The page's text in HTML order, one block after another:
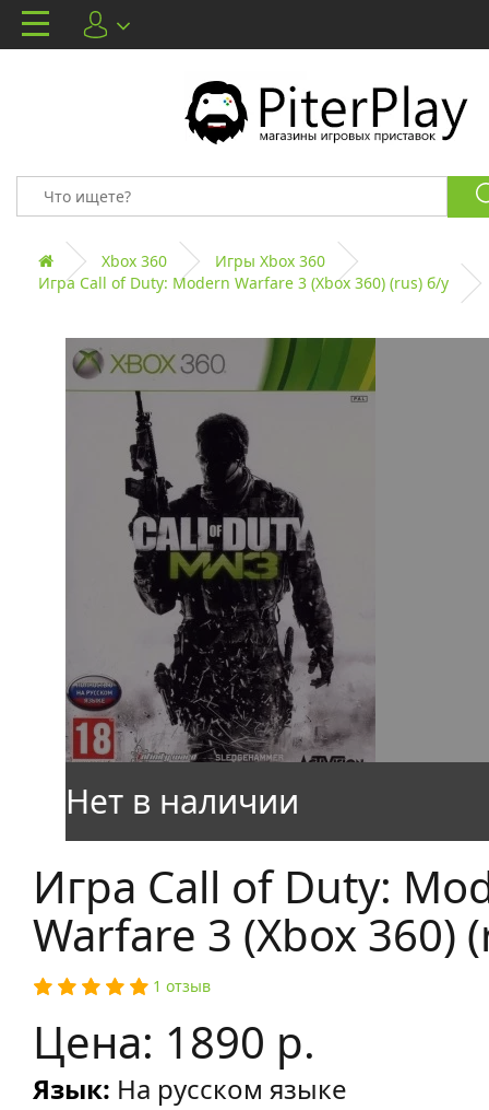
Xbox 360
Игры Xbox 360
Игра Call of Duty: Modern Warfare 3 (Xbox 360) (rus) б/у
Игра Call of Duty:
Warfare 3 (Xbox 360)
1 отзыв
Цена: 1890 р.
Язык: На русском языке